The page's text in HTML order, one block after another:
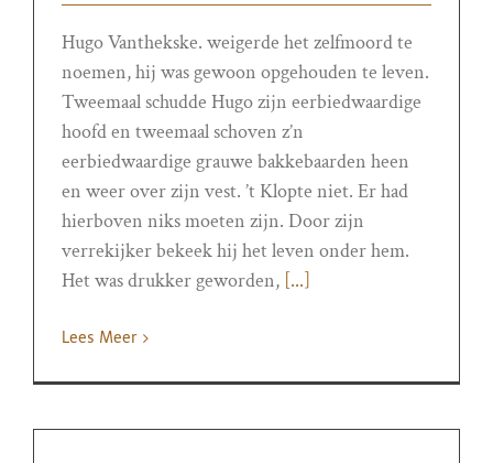
Hugo Vanthekske. weigerde het zelfmoord te
noemen, hij was gewoon opgehouden te leven.
Tweemaal schudde Hugo zijn eerbiedwaardige
hoofd en tweemaal schoven z’n
eerbiedwaardige grauwe bakkebaarden heen
en weer over zijn vest. ’t Klopte niet. Er had
hierboven niks moeten zijn. Door zijn
verrekijker bekeek hij het leven onder hem.
Het was drukker geworden, [...]
Lees Meer